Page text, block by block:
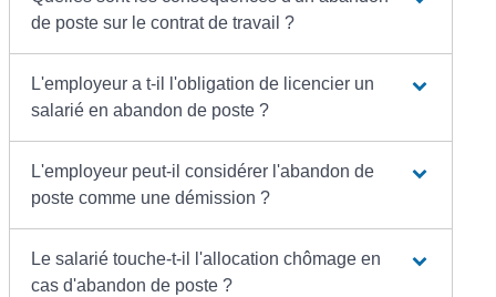
de poste sur le contrat de travail ?
L'employeur a t-il l'obligation de licencier un
salarié en abandon de poste ?
L'employeur peut-il considérer l'abandon de
poste comme une démission ?
Le salarié touche-t-il l'allocation chômage en
cas d'abandon de poste ?